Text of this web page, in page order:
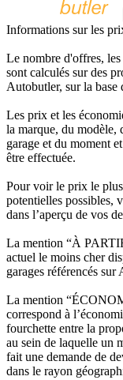
Informations sur les
Le nombre d'offres,
sont calculés sur des
Autobutler, sur la
Les prix et les
la marque, du modèle,
garage et du moment
être effectuée.
Pour voir le prix le
potentielles possibles,
dans l’aperçu de vos
La mention “À
actuel le moins cher
garages référencés
La mention
correspond à
fourchette entre la
au sein de laquelle un
fait une demande de
dans le rayon